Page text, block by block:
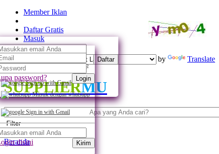
Member Iklan
Daftar Gratis
Daftar
Daftar dengan whatsapp
Sign up with Gmail
Masuk
password? Login
Masuk dengan whatsapp
Sign in with Gmail
disini Kirim
Powered by Translate
SUPPLIERMU
Filter
Beranda